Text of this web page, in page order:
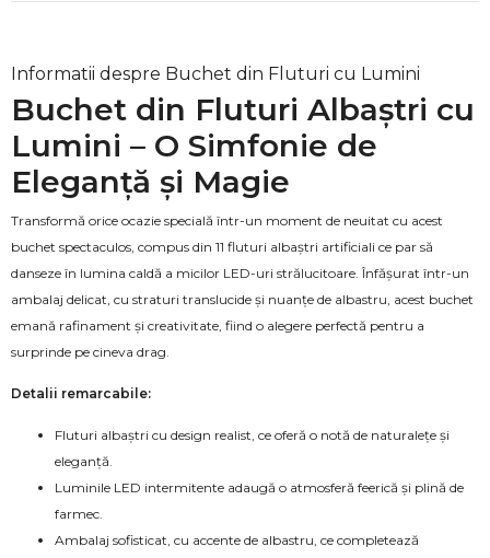
Informatii despre Buchet din Fluturi cu Lumini
Buchet din Fluturi Albaștri cu
Lumini – O Simfonie de
Eleganță și Magie
Transformă orice ocazie specială într-un moment de neuitat cu acest
buchet spectaculos, compus din 11 fluturi albaștri artificiali ce par să
danseze în lumina caldă a micilor LED-uri strălucitoare. Înfășurat într-un
ambalaj delicat, cu straturi translucide și nuanțe de albastru, acest buchet
emană rafinament și creativitate, fiind o alegere perfectă pentru a
surprinde pe cineva drag.
Detalii remarcabile:
Fluturi albaștri cu design realist, ce oferă o notă de naturalețe și
eleganță.
Luminile LED intermitente adaugă o atmosferă feerică și plină de
farmec.
Ambalaj sofisticat, cu accente de albastru, ce completează